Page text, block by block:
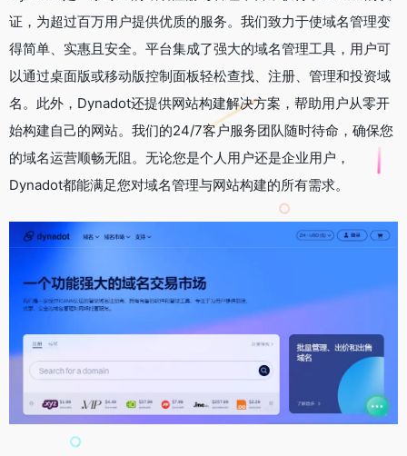
证，为超过百万用户提供优质的服务。我们致力于使域名管理变
得简单、实惠且安全。平台集成了强大的域名管理工具，用户可
以通过桌面版或移动版控制面板轻松查找、注册、管理和投资域
名。此外，Dynadot还提供网站构建解决方案，帮助用户从零开
始构建自己的网站。我们的24/7客户服务团队随时待命，确保您
的域名运营顺畅无阻。无论您是个人用户还是企业用户，
Dynadot都能满足您对域名管理与网站构建的所有需求。